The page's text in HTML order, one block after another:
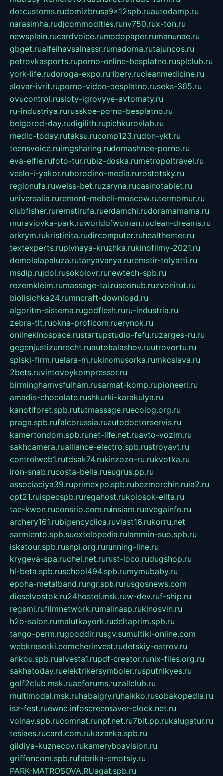
dotcustoms.rudomizbrusa9x12spb.ruautodamp.ru
narasimha.rudjcommodities.runv750.rux-ton.ru
newsplain.rucardvoice.rumodopaper.rumanunae.ru
gbget.rualfeihavsalnassr.rumadoma.rutajuncos.ru
petrovkasports.ruporno-online-besplatno.rusplclub.ru
york-life.rudoroga-expo.ruribery.rucleanmedicine.ru
slovar-ivrit.ruporno-video-besplatno.ruseks-365.ru
ovucontrol.rusloty-igrovyye-avtomaty.ru
ru-industriya.rurusskoe-porno-besplatno.ru
belgorod-day.rudigilith.rupichkurovlab.ru
medic-today.rutaksu.rucomp123.rudon-ykt.ru
teensvoice.ruimgsharing.rudomashnee-porno.ru
eva-elfie.rufoto-tur.rubiz-doska.rumetropoltravel.ru
veslo-i-yakor.ruborodino-media.rurostotsky.ru
regionufa.ruweiss-bet.ruzaryna.rucasinotablet.ru
universalia.ruremont-mebeli-moscow.rutermomur.ru
clubfisher.ruremstirufa.ruerdamchi.rudoramamama.ru
muraviovka-park.ruworldofwoman.ruclean-dreams.ru
arkrym.rukristinita.rudircomputer.ruhealthenter.ru
textexperts.rupivnaya-kruzhka.rukinofilmy-2021.ru
demolalapaluza.rutanyavanya.ruremstir-tolyatti.ru
msdip.rujdol.rusokolovr.runewtech-spb.ru
rezemkleim.rumassage-tai.ruseonub.ruzvonitut.ru
biolisichka24.rumncraft-download.ru
algoritm-sistema.rugodflesh.ruru-industria.ru
zebra-tlt.ruokna-proficom.ruerynok.ru
onlinekinospace.rustartupstudio-fefu.ruzarges-ru.ru
gegenjustizunrecht.ruautobalashov.ruutrovortu.ru
spiski-firm.ruelara-m.rukinomusorka.rumkcslava.ru
2bets.ruvintovoykompressor.ru
birminghamvsfulham.rusarmat-komp.rupioneeri.ru
amadis-chocolate.rushkurki-karakulya.ru
kanotiforet.spb.rututmassage.ruecolog.org.ru
praga.spb.rufalcorussia.ruautodoctorservis.ru
kamertondom.spb.runet-life.net.ruavto-vozim.ru
sakhcamera.rualliance-electro.spb.rustroyavt.ru
controlweb1.rutdsak74.rukinzozo-ru.rukvotka.ru
iron-snab.rucosta-bella.rueugrus.pp.ru
associaciya39.ruprimexpo.spb.rubezmorchin.ruia2.ru
cpt21.ruispecspb.ruregahost.rukolosok-elita.ru
tae-kwon.ruconsrio.com.ruinsiam.ruavegainfo.ru
archery161.rubigencyclica.ruvlast16.rukorru.net
sarmiento.spb.suextelopedia.rulammin-suo.spb.ru
iskatour.spb.rusnpi.org.rurunning-line.ru
krygeva-spa.ruchel.net.rurust-loco.rudugshop.ru
hl-beta.spb.ruschool494.spb.rumymubaby.ru
epoha-metalband.rungr.spb.rurusgosnews.com
dieselvostok.ru24hostel.msk.ruw-dev.ruf-ship.ru
regsmi.rufilmnetwork.rumalinasp.rukinosvin.ru
h2o-salon.rumalutkayork.rudeltaprim.spb.ru
tango-perm.rugooddir.rusgv.sumultiki-online.com
webkrasotki.comcherinvest.rudetskiy-ostrov.ru
ankou.spb.rualvesta1.rupdf-creator.runix-files.org.ru
sakhatoday.ruelektrikersymboler.rusputnikyes.ru
golf2club.msk.ruaeforums.ruzallclub.ru
multimodal.msk.ruhabaigry.ruhaikko.rusobakopedia.ru
isz-fest.ruewnc.infoscreensaver-clock.net.ru
volnav.spb.rucomnat.runpf.net.ru7bit.pp.rukalugatur.ru
tesiaes.rucard.com.rukazanka.spb.ru
gildiya-kuznecov.rukameryboavision.ru
griffoncom.spb.rufabrika-emotsiy.ru
PARK-MATROSOVA.RUagat.spb.ru